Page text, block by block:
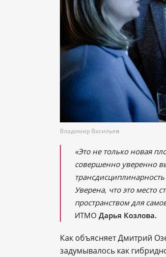
Владимир Васильев
«Это не только новая
совершенно уверенно
Уверена, что это место
пространством для
ИТМО Дарья Козлова.
Как объясняет Дмитрий
задумывалось как